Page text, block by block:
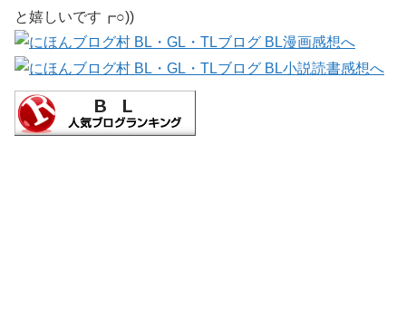
と嬉しいです┏○))